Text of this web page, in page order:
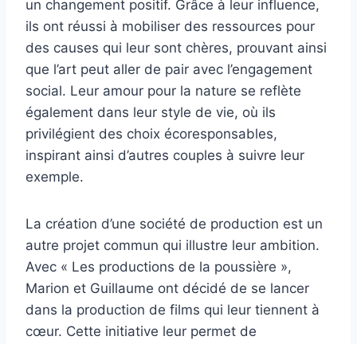
un changement positif. Grâce à leur influence,
ils ont réussi à mobiliser des ressources pour
des causes qui leur sont chères, prouvant ainsi
que l’art peut aller de pair avec l’engagement
social. Leur amour pour la nature se reflète
également dans leur style de vie, où ils
privilégient des choix écoresponsables,
inspirant ainsi d’autres couples à suivre leur
exemple.
La création d’une société de production est un
autre projet commun qui illustre leur ambition.
Avec « Les productions de la poussière »,
Marion et Guillaume ont décidé de se lancer
dans la production de films qui leur tiennent à
cœur. Cette initiative leur permet de